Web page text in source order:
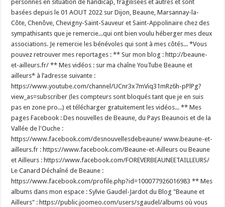
personnes en situation de handicap, fragilisées et autres et sont
basées depuis le 01 AOUT 2022 sur Dijon, Beaune, Marsannay-la-
Côte, Chenôve, Chevigny-Saint-Sauveur et Saint-Appolinaire chez des
sympathisants que je remercie...qui ont bien voulu héberger mes deux
associations. Je remercie les bénévoles qui sont à mes côtés... *Vous
pouvez retrouver mes reportages : ** Sur mon blog : http://beaune-
et-ailleurs.fr/ ** Mes vidéos : sur ma chaîne YouTube Beaune et
ailleurs* à l’adresse suivante :
https://www.youtube.com/channel/UCnr3x7mViq31mRz6h-pPlPg?
view_as=subscriber (les compteurs sont bloqués tant que je en suis
pas en zone pro...) et télécharger gratuitement les vidéos... ** Mes
pages Facebook : Des nouvelles de Beaune, du Pays Beaunois et de la
Vallée de l'Ouche :
https://www.facebook.com/desnouvellesdebeaune/ www.beaune-et-
ailleurs.fr : https://www.facebook.com/Beaune-et-Ailleurs ou Beaune
et Ailleurs : https://www.facebook.com/FOREVERBEAUNEETAILLEURS/
Le Canard Déchaîné de Beaune :
https://www.facebook.com/profile.php?id=100077926016983 ** Mes
albums dans mon espace : Sylvie Gaudel-Jardot du Blog "Beaune et
Ailleurs" : https://public.joomeo.com/users/sgaudel/albums où vous